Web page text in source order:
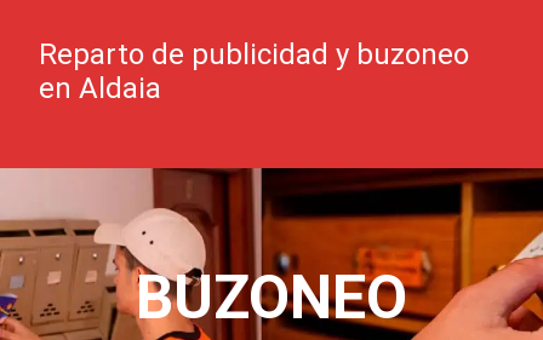
Reparto de publicidad y buzoneo
en Aldaia
BUZONEO